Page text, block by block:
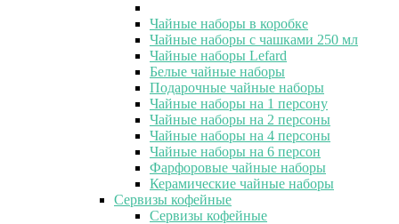
Чайные наборы в коробке
Чайные наборы с чашками 250 мл
Чайные наборы Lefard
Белые чайные наборы
Подарочные чайные наборы
Чайные наборы на 1 персону
Чайные наборы на 2 персоны
Чайные наборы на 4 персоны
Чайные наборы на 6 персон
Фарфоровые чайные наборы
Керамические чайные наборы
Сервизы кофейные
Сервизы кофейные